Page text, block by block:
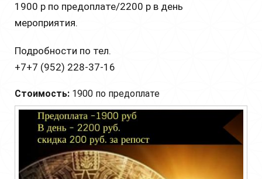
1900 р по предоплате/2200 р в день
мероприятия.
Подробности по тел.
+7+7 (952) 228-37-16
Стоимость: 1900 по предоплате